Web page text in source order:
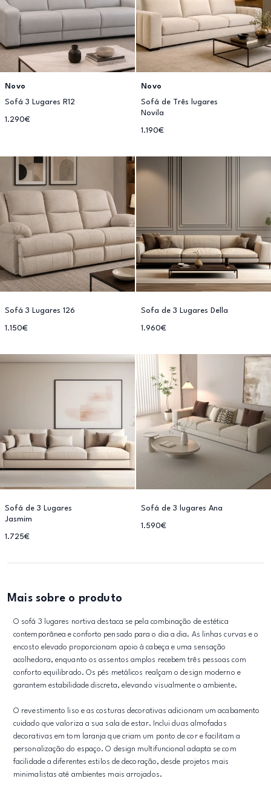
Novo
Sofá 3 Lugares R12
1.290€
Novo
Sofá de Três lugares
Novila
1.190€
Sofá 3 Lugares 126
1.150€
Sofa de 3 Lugares Della
1.960€
Sofá de 3 Lugares
Jasmim
1.725€
Sofá de 3 lugares Ana
1.590€
Mais sobre o produto
O sofá 3 lugares nortiva destaca se pela combinação de estética
contemporânea e conforto pensado para o dia a dia. As linhas curvas e o
encosto elevado proporcionam apoio à cabeça e uma sensação
acolhedora, enquanto os assentos amplos recebem três pessoas com
conforto equilibrado. Os pés metálicos realçam o design moderno e
garantem estabilidade discreta, elevando visualmente o ambiente.
O revestimento liso e as costuras decorativas adicionam um acabamento
cuidado que valoriza a sua sala de estar. Inclui duas almofadas
decorativas em tom laranja que criam um ponto de cor e facilitam a
personalização do espaço. O design multifuncional adapta se com
facilidade a diferentes estilos de decoração, desde projetos mais
minimalistas até ambientes mais arrojados.